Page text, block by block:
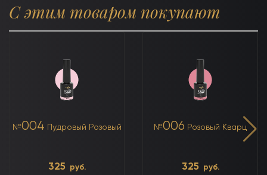
С этим товаром покупают
№004 Пудровый Розовый
325 руб.
№006 Розовый Кварц
325 руб.